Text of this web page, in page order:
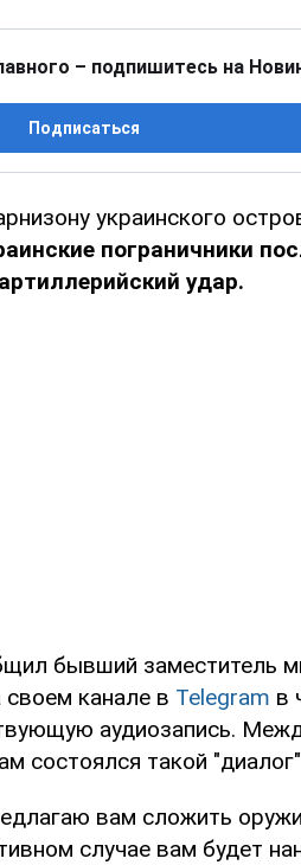
– подпишитесь на
Подписаться
украинского
пограничники
удар.
бывший заместитель
канале в Telegram в
аудиозапись.
состоялся такой
вам сложить
случае вам будет